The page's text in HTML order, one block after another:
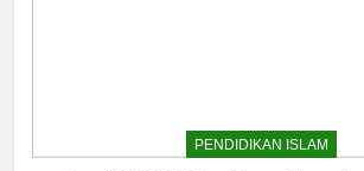
PENDIDIKAN ISLAM